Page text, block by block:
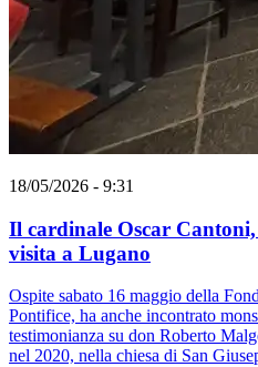
18/05/2026 - 9:31
Il cardinale Oscar
visita a Lugano
Ospite sabato 16 maggio della
Pontifice, ha anche incontrato
testimonianza su don Roberto
nel 2020, nella chiesa di San